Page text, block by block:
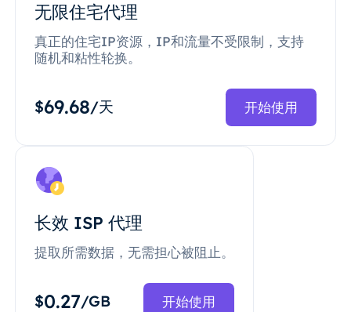
无限住宅代理
真正的住宅IP资源，IP和流量不受限制，支持
随机和粘性轮换。
$69.68/天 开始使用
长效 ISP 代理
提取所需数据，无需担心被阻止。
$0.27/GB 开始使用